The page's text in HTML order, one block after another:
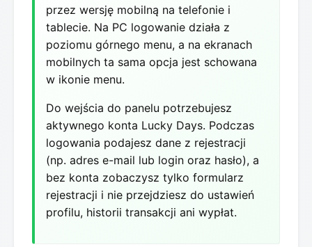
przez wersję mobilną na telefonie i
tablecie. Na PC logowanie działa z
poziomu górnego menu, a na ekranach
mobilnych ta sama opcja jest schowana
w ikonie menu.
Do wejścia do panelu potrzebujesz
aktywnego konta Lucky Days. Podczas
logowania podajesz dane z rejestracji
(np. adres e-mail lub login oraz hasło), a
bez konta zobaczysz tylko formularz
rejestracji i nie przejdziesz do ustawień
profilu, historii transakcji ani wypłat.